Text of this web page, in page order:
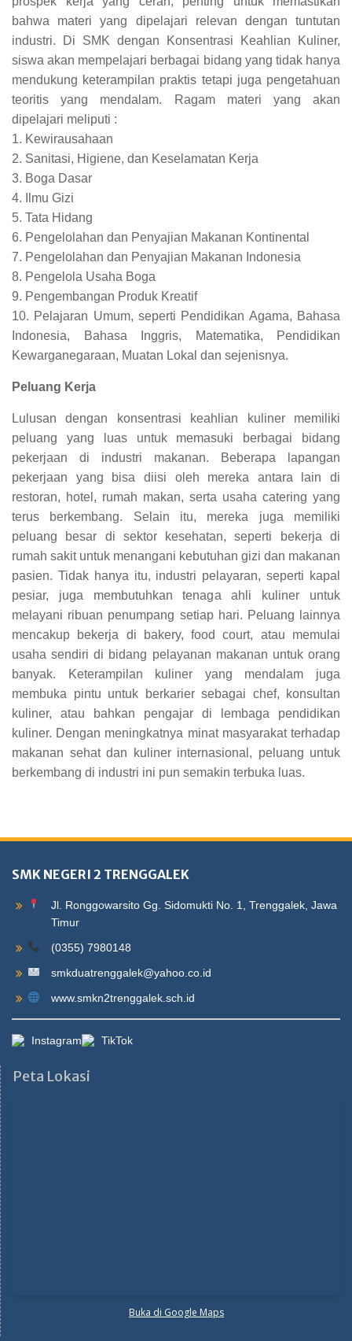
bahwa materi yang dipelajari relevan dengan tuntutan
industri. Di SMK dengan Konsentrasi Keahlian Kuliner,
siswa akan mempelajari berbagai bidang yang tidak hanya
mendukung keterampilan praktis tetapi juga pengetahuan
teoritis yang mendalam. Ragam materi yang akan
dipelajari meliputi :
1. Kewirausahaan
2. Sanitasi, Higiene, dan Keselamatan Kerja
3. Boga Dasar
4. Ilmu Gizi
5. Tata Hidang
6. Pengelolahan dan Penyajian Makanan Kontinental
7. Pengelolahan dan Penyajian Makanan Indonesia
8. Pengelola Usaha Boga
9. Pengembangan Produk Kreatif
10. Pelajaran Umum, seperti Pendidikan Agama, Bahasa
Indonesia, Bahasa Inggris, Matematika, Pendidikan
Kewarganegaraan, Muatan Lokal dan sejenisnya.
Peluang Kerja
Lulusan dengan konsentrasi keahlian kuliner memiliki
peluang yang luas untuk memasuki berbagai bidang
pekerjaan di industri makanan. Beberapa lapangan
pekerjaan yang bisa diisi oleh mereka antara lain di
restoran, hotel, rumah makan, serta usaha catering yang
terus berkembang. Selain itu, mereka juga memiliki
peluang besar di sektor kesehatan, seperti bekerja di
rumah sakit untuk menangani kebutuhan gizi dan makanan
pasien. Tidak hanya itu, industri pelayaran, seperti kapal
pesiar, juga membutuhkan tenaga ahli kuliner untuk
melayani ribuan penumpang setiap hari. Peluang lainnya
mencakup bekerja di bakery, food court, atau memulai
usaha sendiri di bidang pelayanan makanan untuk orang
banyak. Keterampilan kuliner yang mendalam juga
membuka pintu untuk berkarier sebagai chef, konsultan
kuliner, atau bahkan pengajar di lembaga pendidikan
kuliner. Dengan meningkatnya minat masyarakat terhadap
makanan sehat dan kuliner internasional, peluang untuk
berkembang di industri ini pun semakin terbuka luas.
SMK NEGERI 2 TRENGGALEK
Jl. Ronggowarsito Gg. Sidomukti No. 1, Trenggalek, Jawa
Timur
(0355) 7980148
smkduatrenggalek@yahoo.co.id
www.smkn2trenggalek.sch.id
Instagram TikTok
Peta Lokasi
Buka di Google Maps